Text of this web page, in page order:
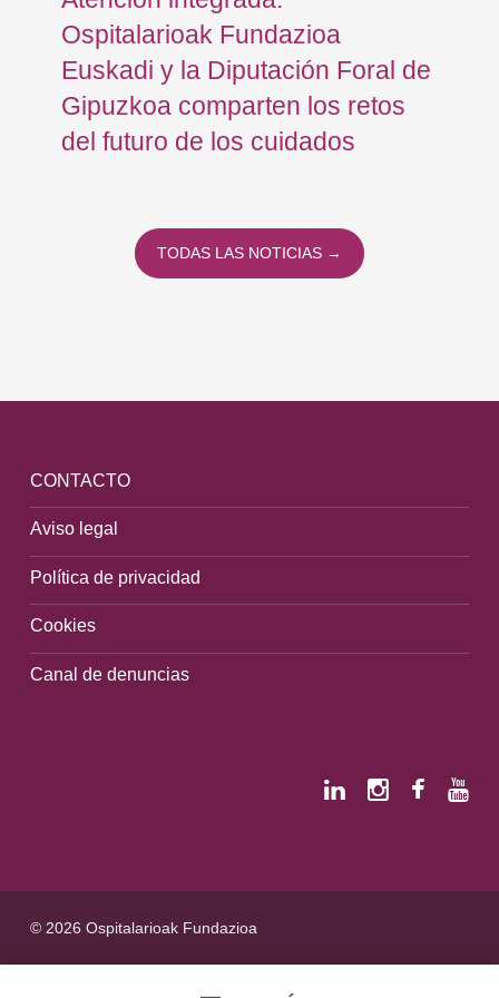
Ospitalarioak Fundazioa
Euskadi y la Diputación Foral de
Gipuzkoa comparten los retos
del futuro de los cuidados
TODAS LAS NOTICIAS →
CONTACTO
Aviso legal
Política de privacidad
Cookies
Canal de denuncias
© 2026 Ospitalarioak Fundazioa